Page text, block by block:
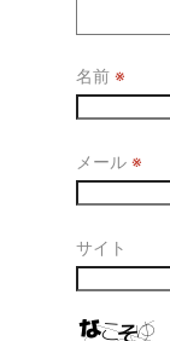
名前 ※
メール ※
サイト